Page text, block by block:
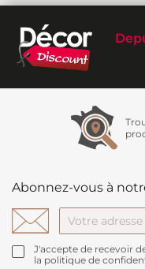
passage intensif et
sécurité.
classique
moquette
intensif, elle permet
Abonnez-vous à
J'accepte de recevoir
la politique de